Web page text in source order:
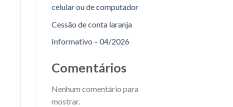
celular ou de computador
Cessão de conta laranja
Informativo – 04/2026
Comentários
Nenhum comentário para
mostrar.